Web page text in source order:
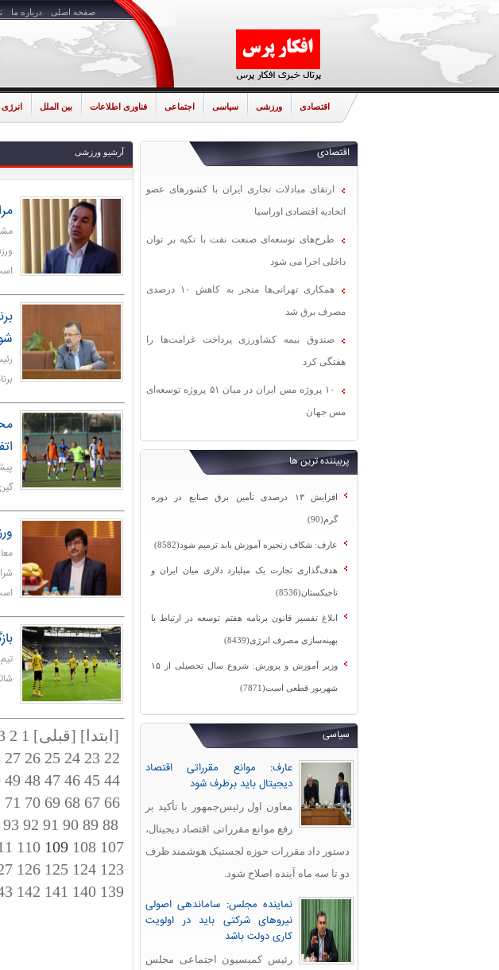
صفحه اصلی درباره ما
اقتصادی ورزشی سیاسی اجتماعی فناوری اطلاعات بین الملل انرژی
اقتصادی
ارتقای مبادلات تجاری ایران با کشورهای عضو
اتحادیه اقتصادی اوراسیا
طرح‌های توسعه‌ای صنعت نفت با تکیه بر توان
داخلی اجرا می شود
همکاری تهرانی‌ها منجر به کاهش ۱۰ درصدی
مصرف برق شد
صندوق بیمه کشاورزی پرداخت غرامت‌ها را
هفتگی کرد
۱۰ پروژه مس ایران در میان ۵۱ پروژه توسعه‌ای
مس جهان
پربیننده ترین ها
افزایش ۱۳ درصدی تأمین برق صنایع در دوره
گرم(90)
عارف: شکاف زنجیره آموزش باید ترمیم شود(8582)
هدف‌گذاری تجارت یک میلیارد دلاری میان ایران و
تاجیکستان(8536)
ابلاغ تفسیر قانون برنامه هفتم توسعه در ارتباط با
بهینه‌سازی مصرف انرژی(8439)
وزیر آموزش و پرورش: شروع سال تحصیلی از ۱۵
شهریور قطعی است(7871)
سیاسی
عارف: موانع مقرراتی اقتصاد
دیجیتال باید برطرف شود
معاون اول رئیس‌جمهور با تأکید بر
رفع موانع مقرراتی اقتصاد دیجیتال،
دستور داد مقررات حوزه لجستیک هوشمند ظرف
دو تا سه ماه آینده اصلاح شود.
نماینده مجلس: ساماندهی اصولی
نیروهای شرکتی باید در اولویت
کاری دولت باشد
رئیس کمیسیون اجتماعی مجلس
آرشیو ورزشی
[ابتدا] [قبلی] 1
2
22
23
24
25
26
27
44
45
46
47
48
49
66
67
68
69
70
71
88
89
90
91
92
93
107
108
110
123
124
125
126
139
140
141
142